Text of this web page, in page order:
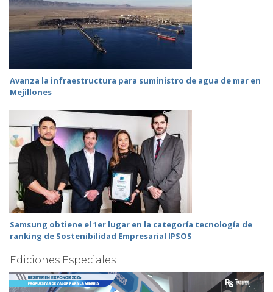
Avanza la infraestructura para suministro de agua de mar en
Mejillones
Samsung obtiene el 1er lugar en la categoría tecnología de
ranking de Sostenibilidad Empresarial IPSOS
Ediciones Especiales